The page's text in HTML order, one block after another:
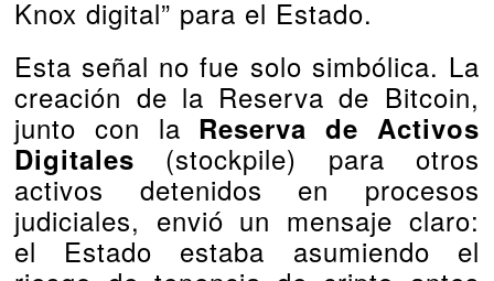
Knox digital” para el Estado.
Esta señal no fue solo simbólica. La
creación de la Reserva de Bitcoin,
junto con la Reserva de Activos
Digitales (stockpile) para otros
activos detenidos en procesos
judiciales, envió un mensaje claro:
el Estado estaba asumiendo el